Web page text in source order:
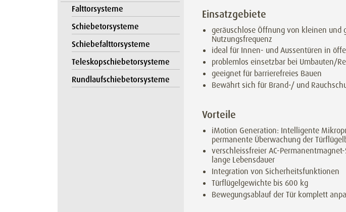
Falttorsysteme
Schiebetorsysteme
Schiebefalttorsysteme
Teleskopschiebetorsysteme
Rundlaufschiebetorsysteme
Einsatzgebiete
geräuschlose Öffnung von kleinen und
Nutzungsfrequenz
ideal für Innen- und Aussentüren in
problemlos einsetzbar bei Umbauten/
geeignet für barrierefreies Bauen
Bewährt sich für Brand-/ und
Vorteile
iMotion Generation: Intelligente
permanente Überwachung der
verschleissfreier AC-
lange Lebensdauer
Integration von Sicherheitsfunktionen
Türflügelgewichte bis 600 kg
Bewegungsablauf der Tür komplett